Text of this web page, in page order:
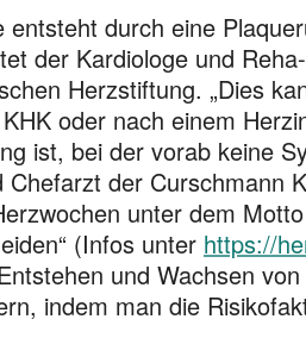
durch eine
der Kardiologe und
Herzstiftung. „Dies
oder nach einem
ist, bei der vorab keine
der Curschmann
unter dem
(Infos unter https://
und Wachsen
indem man die